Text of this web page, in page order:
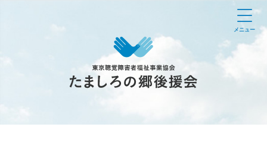
メニュー